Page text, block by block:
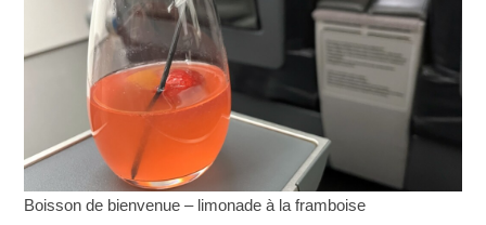
Boisson de bienvenue – limonade à la framboise